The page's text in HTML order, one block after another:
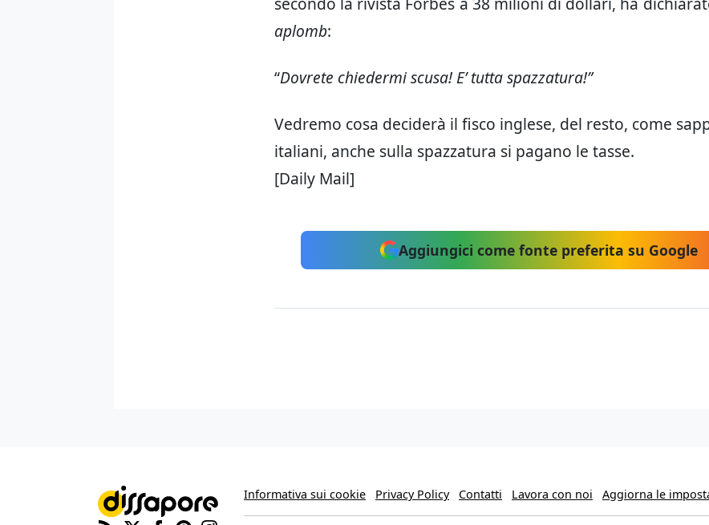
aplomb:
“Dovrete chiedermi scusa! E’ tutta spazzatura!”
Vedremo cosa deciderà il fisco inglese, del resto, come
italiani, anche sulla spazzatura si pagano le tasse.
[Daily Mail]
Aggiungici come fonte preferita su Google
Informativa sui cookie Privacy Policy Contatti Lavora con noi Aggiorna le